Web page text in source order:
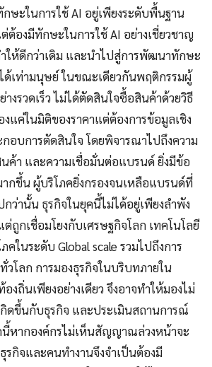
ษะในการใช้ AI อยู่เพียงระดับพื้นฐาน
ต้องมีทักษะในการใช้ AI อย่างเชี่ยวชาญ
ให้ดีกว่าเดิม และนำไปสู่การพัฒนาทักษะ
ด้เท่ามนุษย์ ในขณะเดียวกันพฤติกรรมผู้
งรวดเร็ว ไม่ได้ตัดสินใจซื้อสินค้าด้วยวิธี
แค่ในมิติของราคาแต่ต้องการข้อมูลเชิง
อบการตัดสินใจ โดยพิจารณาไปถึงความ
ค้า และความเชื่อมั่นต่อแบรนด์ ยิ่งมีข้อ
ากขึ้น ผู้บริโภคยิ่งกรองจนเหลือแบรนด์ที่
กว่านั้น ธุรกิจในยุคนี้ไม่ได้อยู่เพียงลำพัง
ต่ถูกเชื่อมโยงกับเศรษฐกิจโลก เทคโนโลยี
ในระดับ Global scale รวมไปถึงการ
วโลก การมองธุรกิจในบริบทภายใน
งถิ่นเพียงอย่างเดียว จึงอาจทำให้มองไม่
ดขึ้นกับธุรกิจ และประเมินสถานการณ์
นี้หากองค์กรไม่เห็นสัญญาณล่วงหน้าจะ
กิจและคนทำงานจึงจำเป็นต้องมี